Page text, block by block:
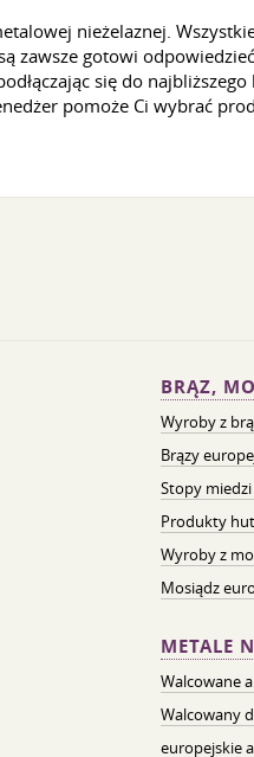
nieżelaznej.
zawsze gotowi
się do
pomoże Ci wybrać
BRĄZ,
Wyroby z
Brązy
Stopy
Produkty
Wyroby z
Mosiądz
METALE
Walcowane
Walcowany
europejskie